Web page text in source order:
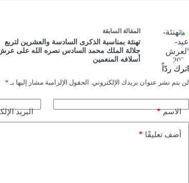
المقالة السابقة
تهنئة بمناسبة الذكرى السادسة والعشرين لتربع
جلالة الملك محمد السادس نصره الله على
أسلافه المنعمين
اترك ردّاً
لن يتم نشر عنوان بريدك الإلكتروني. الحقول الإلزامية مشار إليها بـ *
الاسم* البريد
أضف تعليقًا *